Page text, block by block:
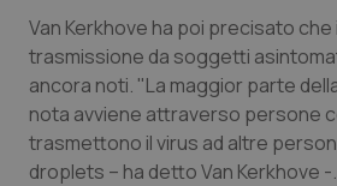
Marche
Molise
Piemonte
Donna & Salute
Epatiti
HIV
Van Kerkhove ha poi precisato che
trasmissione da soggetti
ancora noti. "La maggior parte
nota avviene attraverso persone
trasmettono il virus ad altre
droplets – ha detto Van Kerkhove -